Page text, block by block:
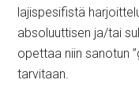
lajispesifistä
absoluuttisen ja/tai
opettaa niin sanotun
tarvitaan.